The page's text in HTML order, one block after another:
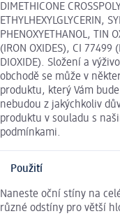
DIMETHICONE
ETHYLHEXYLGLYCERIN,
PHENOXYETHANOL, TIN
(IRON OXIDES), CI 77499
DIOXIDE). Složení a
obchodě se může v
produktu, který Vám
nebudou z jakýchkoliv
produktu v souladu s
podmínkami.
Použití
Naneste oční stíny na
různé odstíny pro větší